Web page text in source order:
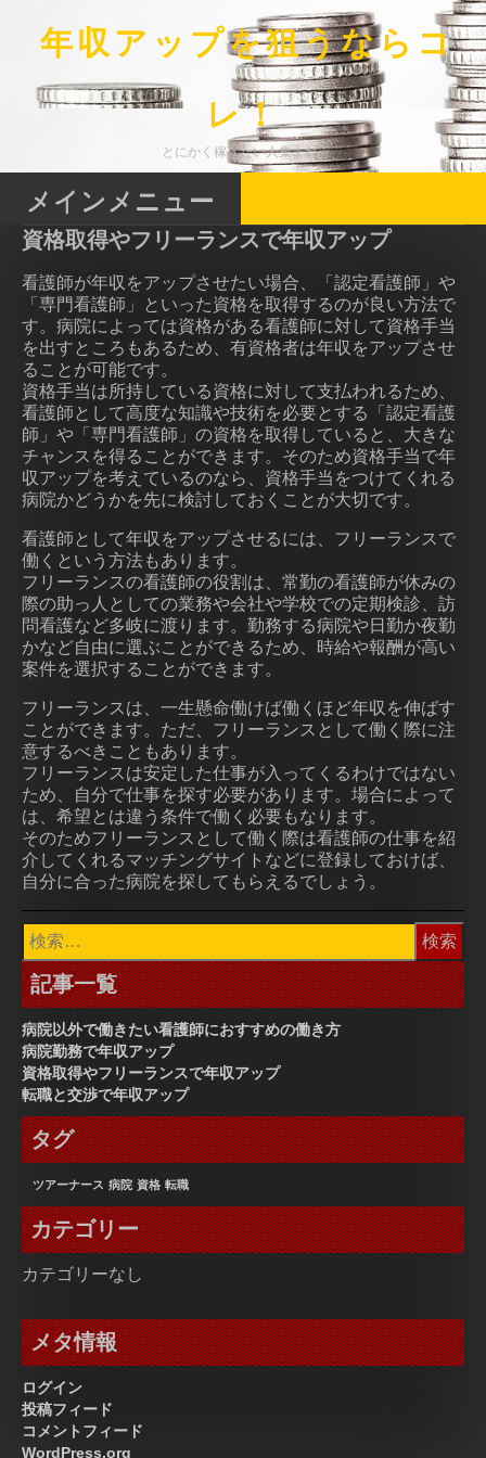
キ
年収アップを狙うならコ
レ！
とにかく稼ぎたい人集まれ☆
メインメニュー
資格取得やフリーランスで年収アップ
看護師が年収をアップさせたい場合、「認定看護師」や
「専門看護師」といった資格を取得するのが良い方法で
す。病院によっては資格がある看護師に対して資格手当
を出すところもあるため、有資格者は年収をアップさせ
ることが可能です。
資格手当は所持している資格に対して支払われるため、
看護師として高度な知識や技術を必要とする「認定看護
師」や「専門看護師」の資格を取得していると、大きな
チャンスを得ることができます。そのため資格手当で年
収アップを考えているのなら、資格手当をつけてくれる
病院かどうかを先に検討しておくことが大切です。
看護師として年収をアップさせるには、フリーランスで
働くという方法もあります。
フリーランスの看護師の役割は、常勤の看護師が休みの
際の助っ人としての業務や会社や学校での定期検診、訪
問看護など多岐に渡ります。勤務する病院や日勤か夜勤
かなど自由に選ぶことができるため、時給や報酬が高い
案件を選択することができます。
フリーランスは、一生懸命働けば働くほど年収を伸ばす
ことができます。ただ、フリーランスとして働く際に注
意するべきこともあります。
フリーランスは安定した仕事が入ってくるわけではない
ため、自分で仕事を探す必要があります。場合によって
は、希望とは違う条件で働く必要もなります。
そのためフリーランスとして働く際は看護師の仕事を紹
介してくれるマッチングサイトなどに登録しておけば、
自分に合った病院を探してもらえるでしょう。
検
索:
記事一覧
病院以外で働きたい看護師におすすめの働き方
病院勤務で年収アップ
資格取得やフリーランスで年収アップ
転職と交渉で年収アップ
タグ
ツアーナース 病院 資格 転職
カテゴリー
カテゴリーなし
メタ情報
ログイン
投稿フィード
コメントフィード
WordPress.org